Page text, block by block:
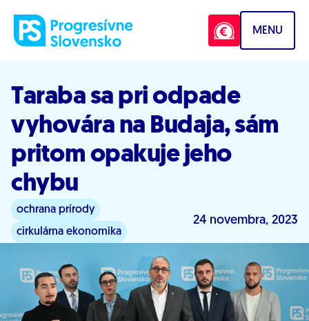
MENU
Taraba sa pri odpade
vyhovára na Budaja, sám
pritom opakuje jeho
chybu
ochrana prírody
cirkulárna ekonomika
24 novembra, 2023